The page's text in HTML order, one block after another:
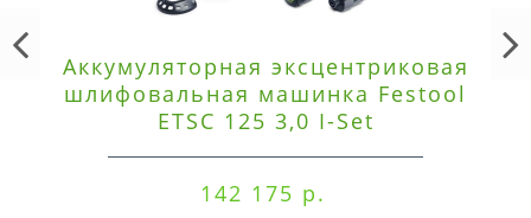
Аккумуляторная эксцентриковая
шлифовальная машинка Festool
ETSC 125 3,0 I-Set
142 175 р.